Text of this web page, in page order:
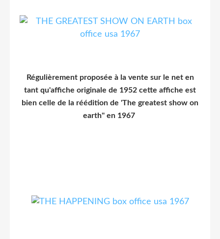
Régulièrement proposée à la vente sur le net en
tant qu'affiche originale de 1952 cette affiche est
bien celle de la réédition de 'The greatest show on
earth" en 1967